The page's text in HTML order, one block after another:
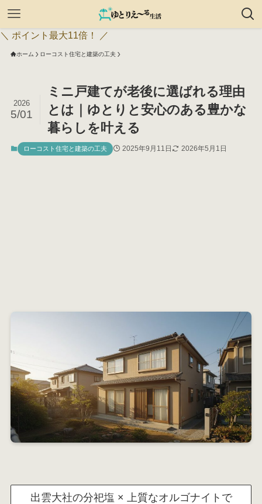
＼ ポイント最大11倍！ ／
ホーム ローコスト住宅と建築の工夫
ミニ戸建てが老後に選ばれる理由
とは｜ゆとりと安心のある豊かな
暮らしを叶える
2026
5/01
ローコスト住宅と建築の工夫 2025年9月11日 2026年5月1日
出雲大社の分祀塩 × 上質なオルゴナイトで